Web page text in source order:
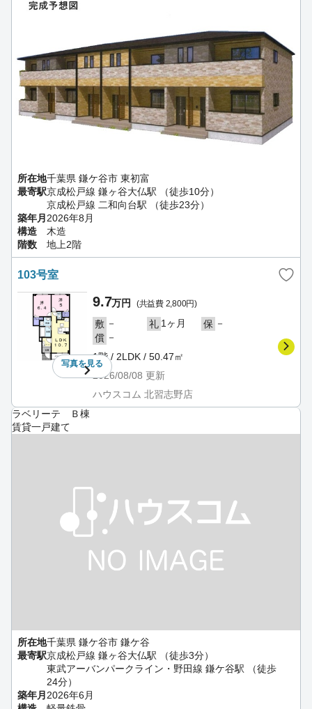
所在地千葉県 鎌ケ谷市 東初富
最寄駅京成松戸線 鎌ヶ谷大仏駅 （徒歩10分）
京成松戸線 二和向台駅 （徒歩23分）
築年月 2026年8月
構造
木造
階数
地上2階
103号室
写真を見る
9.7万円 (共益費 2,800円)
敷 － 礼 1ヶ月 保 －
償 －
1階 / 2LDK / 50.47㎡
2026/08/08 更新
ハウスコム 北習志野店
ラベリーテ Ｂ棟
賃貸一戸建て
所在地千葉県 鎌ケ谷市 鎌ケ谷
最寄駅京成松戸線 鎌ヶ谷大仏駅 （徒歩3分）
東武アーバンパークライン・野田線 鎌ケ谷駅 （徒歩
24分）
築年月 2026年6月